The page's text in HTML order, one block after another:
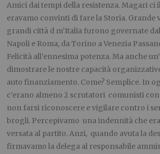
Amici dai tempi della resistenza. Magari ci
eravamo convinti di fare la Storia. Grande
grandi città d m’Italia furono governate
Napoli e Roma, da Torino a Venezia
Felicità all’ennesima potenza. Ma anche
dimostrare le nostre capacità
auto finanziamento. Come? Semplice. In
c’erano almeno 2 scrutatori comunisti
non farsi riconoscere e vigilare contro i
brogli. Percepivamo una indennità che
versata al partito. Anzi, quando avuta la
firmavamo la delega al responsabile